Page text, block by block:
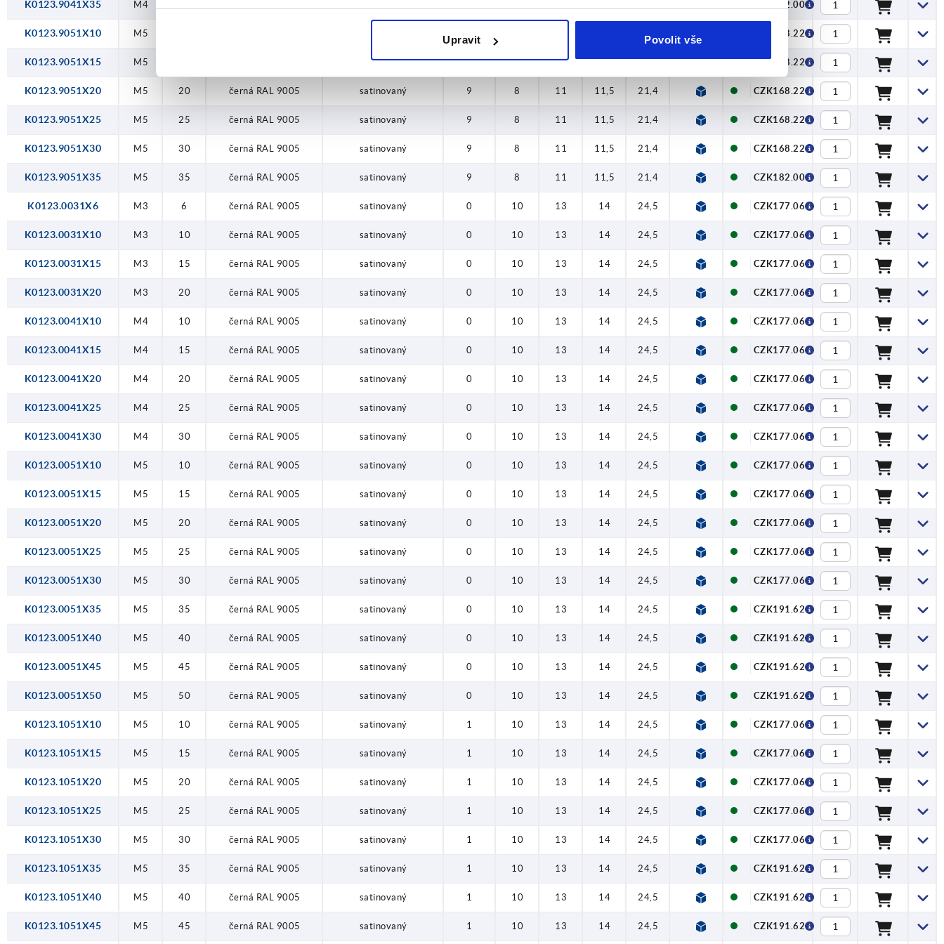
Upravit Povolit vše
K0123.9041X35 M4 27,7
CZK182.00
K0123.9051X10 M5 4 27,7
CZK168.22
K0123.9051X15 M5 satinovaný 9 8 11 11,5 21,4 4 11,9 27,7
CZK168.22
K0123.9051X20 M5 20 černá RAL 9005 satinovaný 9 8 11 11,5 21,4 11,9 24 27,7
CZK168.22
K0123.9051X25 M5 25 černá RAL 9005 satinovaný 9 8 11 11,5 21,4 11,9 24 27,7
CZK168.22
K0123.9051X30 M5 30 černá RAL 9005 satinovaný 9 8 11 11,5 21,4 11,9 24 27,7
CZK168.22
K0123.9051X35 M5 35 černá RAL 9005 satinovaný 9 8 11 11,5 21,4 11,9 24 27,7
CZK182.00
K0123.0031X6 M3 6 černá RAL 9005 satinovaný 0 10 13 14 24,5 14,5 30
CZK177.06
K0123.0031X10 M3 10 černá RAL 9005 satinovaný 0 10 13 14 24,5 14,5 30
CZK177.06
K0123.0031X15 M3 15 černá RAL 9005 satinovaný 0 10 13 14 24,5 14,5 30
CZK177.06
K0123.0031X20 M3 20 černá RAL 9005 satinovaný 0 10 13 14 24,5 14,5 30
CZK177.06
K0123.0041X10 M4 10 černá RAL 9005 satinovaný 0 10 13 14 24,5 14,5 30
CZK177.06
K0123.0041X15 M4 15 černá RAL 9005 satinovaný 0 10 13 14 24,5 14,5 30
CZK177.06
K0123.0041X20 M4 20 černá RAL 9005 satinovaný 0 10 13 14 24,5 14,5 30
CZK177.06
K0123.0041X25 M4 25 černá RAL 9005 satinovaný 0 10 13 14 24,5 14,5 30
CZK177.06
K0123.0041X30 M4 30 černá RAL 9005 satinovaný 0 10 13 14 24,5 14,5 30
CZK177.06
K0123.0051X10 M5 10 černá RAL 9005 satinovaný 0 10 13 14 24,5 14,5 30
CZK177.06
K0123.0051X15 M5 15 černá RAL 9005 satinovaný 0 10 13 14 24,5 14,5 30
CZK177.06
K0123.0051X20 M5 20 černá RAL 9005 satinovaný 0 10 13 14 24,5 14,5 30
CZK177.06
K0123.0051X25 M5 25 černá RAL 9005 satinovaný 0 10 13 14 24,5 14,5 30
CZK177.06
K0123.0051X30 M5 30 černá RAL 9005 satinovaný 0 10 13 14 24,5 14,5 30
CZK177.06
K0123.0051X35 M5 35 černá RAL 9005 satinovaný 0 10 13 14 24,5 14,5 30
CZK191.62
K0123.0051X40 M5 40 černá RAL 9005 satinovaný 0 10 13 14 24,5 14,5 30
CZK191.62
K0123.0051X45 M5 45 černá RAL 9005 satinovaný 0 10 13 14 24,5 14,5 30
CZK191.62
K0123.0051X50 M5 50 černá RAL 9005 satinovaný 0 10 13 14 24,5 14,5 30
CZK191.62
K0123.1051X10 M5 10 černá RAL 9005 satinovaný 1 10 13 14 24,5 14,5 31
CZK177.06
K0123.1051X15 M5 15 černá RAL 9005 satinovaný 1 10 13 14 24,5 14,5 31
CZK177.06
K0123.1051X20 M5 20 černá RAL 9005 satinovaný 1 10 13 14 24,5 14,5 31
CZK177.06
K0123.1051X25 M5 25 černá RAL 9005 satinovaný 1 10 13 14 24,5 14,5 31
CZK177.06
K0123.1051X30 M5 30 černá RAL 9005 satinovaný 1 10 13 14 24,5 14,5 31
CZK177.06
K0123.1051X35 M5 35 černá RAL 9005 satinovaný 1 10 13 14 24,5 14,5 31
CZK191.62
K0123.1051X40 M5 40 černá RAL 9005 satinovaný 1 10 13 14 24,5 14,5 31
CZK191.62
K0123.1051X45 M5 45 černá RAL 9005 satinovaný 1 10 13 14 24,5 14,5 31
CZK191.62